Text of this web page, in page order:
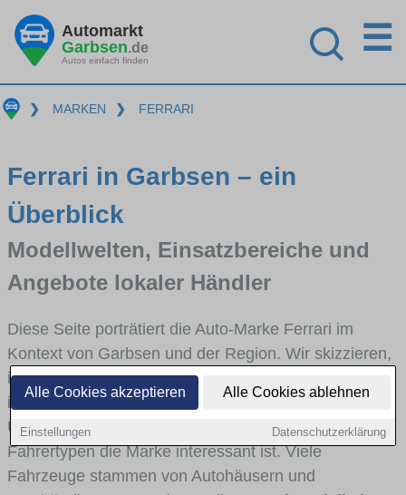
Alle Cookies akzeptieren Alle Cookies ablehnen
Einstellungen Datenschutzerklärung
Automarkt
Garbsen.de
Autos einfach finden
☰
❯ MARKEN ❯ FERRARI
Ferrari in Garbsen – ein
Überblick
Modellwelten, Einsatzbereiche und
Angebote lokaler Händler
Diese Seite porträtiert die Auto-Marke Ferrari im
Kontext von Garbsen und der Region. Wir skizzieren,
in welchen Fahrzeugklassen Ferrari stark vertreten
ist, welche Modellreihen häufig im Stadt- und
Umlandverkehr zu sehen sind und für welche
Fahrertypen die Marke interessant ist. Viele
Fahrzeuge stammen von Autohäusern und